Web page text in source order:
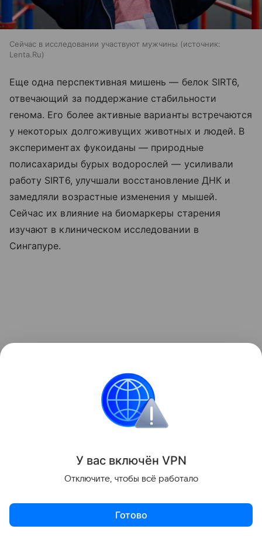
Сейчас в исследовании участвуют мужчины
источник:
Lenta.Ru
Еще одна перспективная мишень — белок SIRT6,
отвечающий за поддержание стабильности
генома. Его более активные варианты встречаются
у некоторых долгоживущих животных и людей. В
экспериментах фукоиданы — природные
полисахариды бурых водорослей — усиливали
работу SIRT6, улучшали восстановление ДНК и
замедляли возрастные изменения у мышей.
Сейчас их влияние на биомаркеры старения
изучают в клиническом исследовании в
Сингапуре.
DREAM, который регулирует сразу несколько
систем восстановления ДНК. В экспериментах
У вас включён VPN
Отключите, чтобы всё работало
Готово